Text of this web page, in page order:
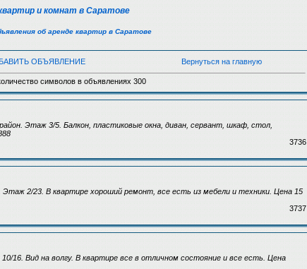
и комнат в Саратове
об аренде квартир в Саратове
ОБЪЯВЛЕНИЕ Вернуться на главную
символов в объявлениях 300
Этаж 3/5. Балкон, пластиковые окна, диван, сервант, шкаф, стол,
3736
2/23. В квартире хороший ремонт, все есть из мебели и техники. Цена 15
3737
16. Вид на волгу. В квартире все в отличном состояние и все есть. Цена